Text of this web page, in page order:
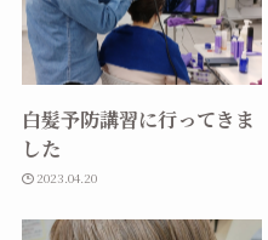
白髪予防講習に行ってきま
した
2023.04.20